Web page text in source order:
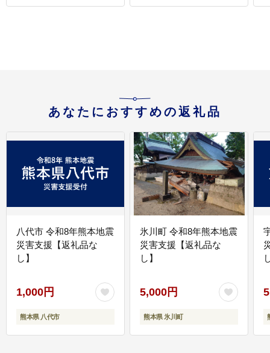
あなたにおすすめの返礼品
八代市 令和8年熊本地震
災害支援【返礼品な
し】
1,000円
熊本県 八代市
氷川町 令和8年熊本地震
災害支援【返礼品な
し】
5,000円
熊本県 氷川町